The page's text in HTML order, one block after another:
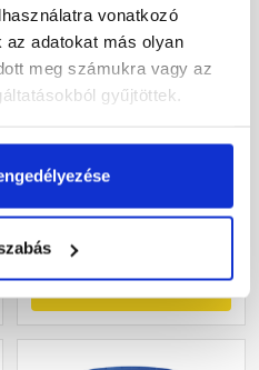
vonatkozó
az adatokat más olyan
meg számukra vagy az
gyűjtöttek.
Mapei Aquaflex Roof Plus
szálerősítéses kenhető
Rendelésre
31 220 Ft/ db
Megnézem